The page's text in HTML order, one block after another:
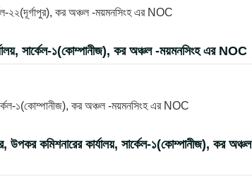
২২(দূর্গাপুর), কর অঞ্চল -ময়মনসিংহ এর NOC
সার্কেল-১(কোম্পানীজ), কর অঞ্চল -ময়মনসিংহ এর NOC
১(কোম্পানীজ), কর অঞ্চল -ময়মনসিংহ এর NOC
উপকর কমিশনারের কার্যালয়, সার্কেল-১(কোম্পানীজ), কর অঞ্চল